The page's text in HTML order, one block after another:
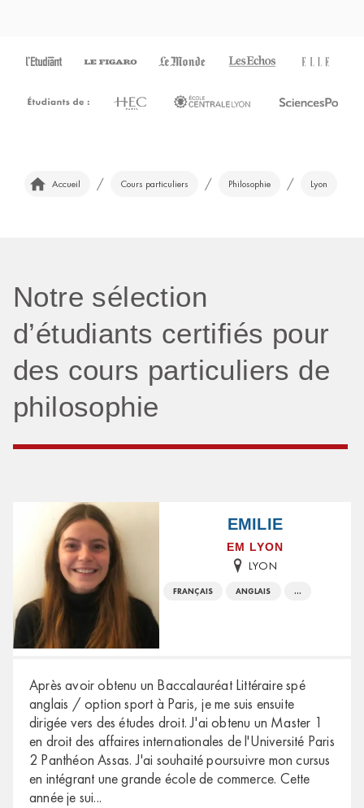
Accueil / Cours particuliers / Philosophie / Lyon
Notre sélection
d’étudiants certifiés pour
des cours particuliers de
philosophie
EMILIE
EM LYON
LYON
FRANÇAIS ANGLAIS ...
Après avoir obtenu un Baccalauréat Littéraire spé
anglais / option sport à Paris, je me suis ensuite
dirigée vers des études droit. J'ai obtenu un Master 1
en droit des affaires internationales de l'Université Paris
2 Panthéon Assas. J'ai souhaité poursuivre mon cursus
en intégrant une grande école de commerce. Cette
année je sui...